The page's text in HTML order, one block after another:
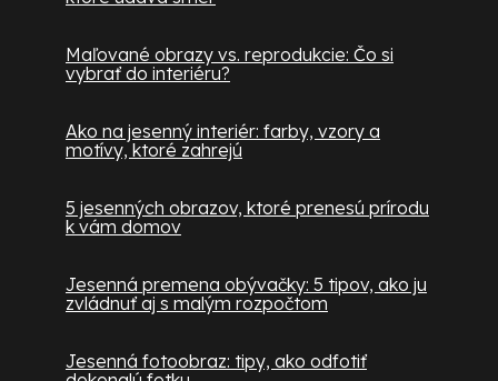
Maľované obrazy vs. reprodukcie: Čo si
vybrať do interiéru?
Ako na jesenný interiér: farby, vzory a
motívy, ktoré zahrejú
5 jesenných obrazov, ktoré prenesú prírodu
k vám domov
Jesenná premena obývačky: 5 tipov, ako ju
zvládnuť aj s malým rozpočtom
Jesenná fotoobraz: tipy, ako odfotiť